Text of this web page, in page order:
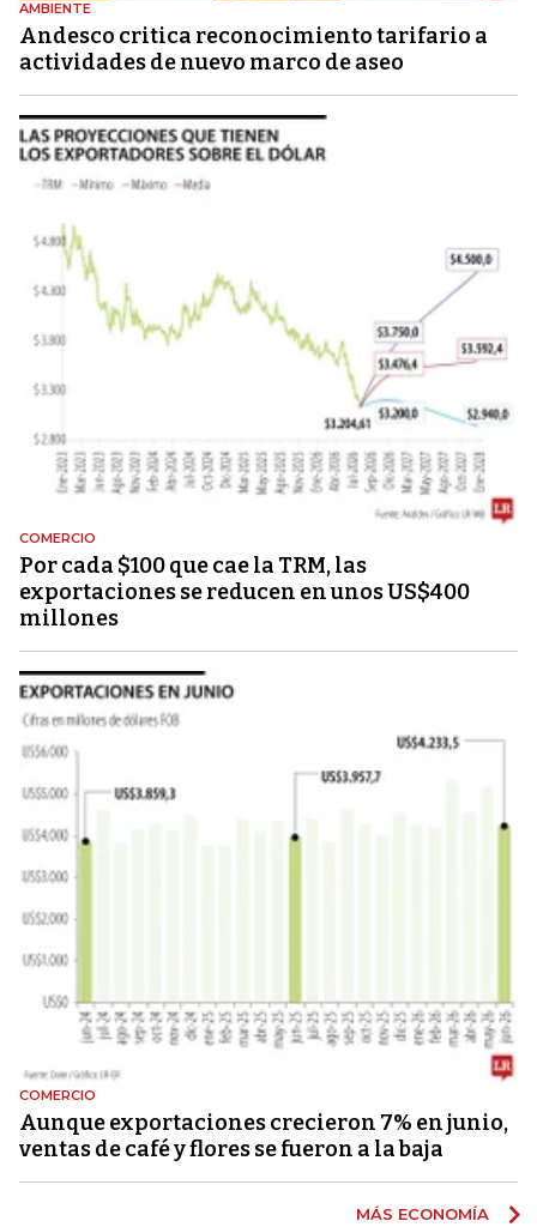
AMBIENTE
Andesco critica reconocimiento tarifario a
actividades de nuevo marco de aseo
COMERCIO
Por cada $100 que cae la TRM, las
exportaciones se reducen en unos US$400
millones
COMERCIO
Aunque exportaciones crecieron 7% en junio,
ventas de café y flores se fueron a la baja
MÁS ECONOMÍA